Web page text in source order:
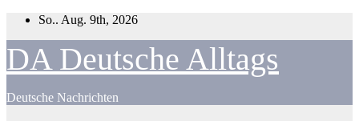
Zum
springen
So.. Aug. 9th, 2026
DA Deutsche Alltags
Deutsche Nachrichten